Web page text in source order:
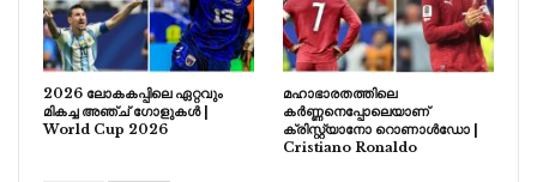
2026 ലോകകപ്പിലെ ഏറ്റവും
മികച്ച അഞ്ച് ഗോളുകൾ |
World Cup 2026
മഹാഭാരതത്തിലെ
കർണ്ണനെപ്പോലെയാണ്
ക്രിസ്റ്റ്യാനോ റൊണാൾഡോ |
Cristiano Ronaldo